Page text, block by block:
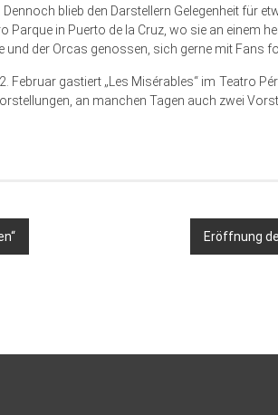
blieb den Darstellern Gelegenheit für
Parque in Puerto de la Cruz, wo sie an einem
und der Orcas genossen, sich gerne mit Fans
Februar gastiert „Les Misérables“ im Teatro
an manchen Tagen auch zwei
Eröffnung